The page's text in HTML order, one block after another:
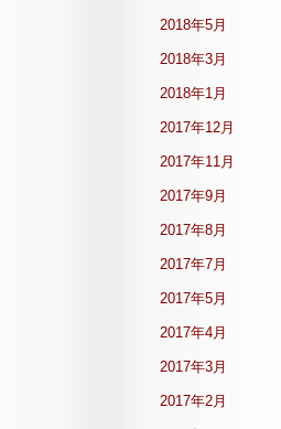
2018年5月
2018年3月
2018年1月
2017年12月
2017年11月
2017年9月
2017年8月
2017年7月
2017年5月
2017年4月
2017年3月
2017年2月